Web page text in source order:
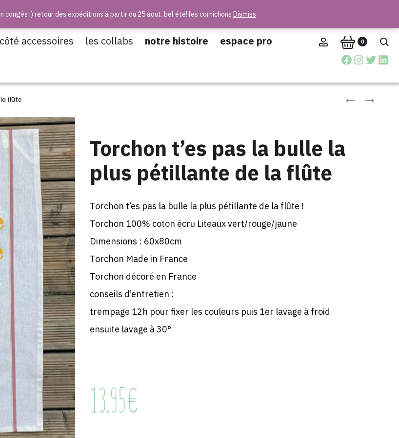
côté accessoires les collabs notre histoire espace pro Account 0
Facebook
CHAUSSETTES
TORCHON
flûte
Torchon t’es pas la bulle la
plus pétillante de la flûte
Torchon t’es pas la bulle la plus pétillante de la flûte !
Torchon 100% coton écru Liteaux vert/rouge/jaune
Dimensions : 60x80cm
Torchon Made in France
Torchon décoré en France
conseils d’entretien :
trempage 12h pour fixer les couleurs puis 1er lavage à froid
ensuite lavage à 30°
13.95€
congés :) retour des expéditions à partir du 25 aout. bel été! les cornichons Dismiss